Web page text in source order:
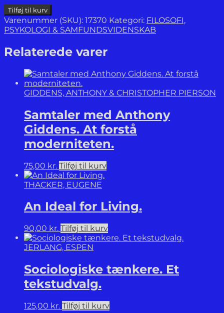
Stregen
i
sandet,
på
vandet.
om
naturens
erkendelsens
grænser.
Tilføj til kurv
Varenummer (SKU): 17370 Kategori: FILOSOFI,
PSYKOLOGI & SAMFUNDSVIDENSKAB
Relaterede varer
GIDDENS, ANTHONY & CHRISTOPHER PIERSON
Samtaler med Anthony
Giddens. At forstå
moderniteten.
75,00 kr. Tilføj til kurv
THACKER, EUGENE
An Ideal for Living.
90,00 kr. Tilføj til kurv
JERLANG, ESPEN
Sociologiske tænkere. Et
tekstudvalg.
125,00 kr. Tilføj til kurv